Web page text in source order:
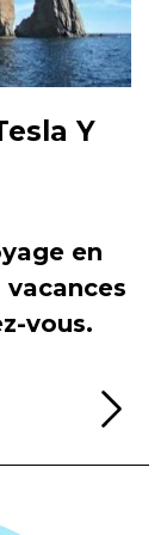
Y
en
vous.